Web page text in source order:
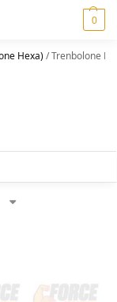
0
Hexa)/Trenbolone